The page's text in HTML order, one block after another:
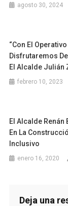
agosto 30, 2024
“Con El
Disfrutaremos
El Alcalde Julián
febrero 10, 2023
El Alcalde
En La
Inclusivo
enero 16, 2020
Deja una